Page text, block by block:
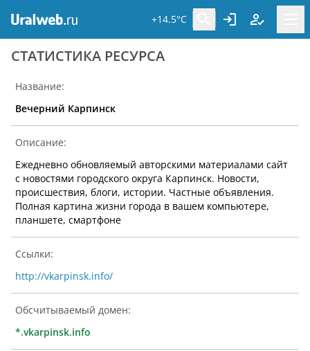
+14.5°C
CТАТИСТИКА РЕСУРСА
Название:
Вечерний Карпинск
Описание:
Ежедневно обновляемый авторскими материалами сайт
с новостями городского округа Карпинск. Новости,
происшествия, блоги, истории. Частные объявления.
Полная картина жизни города в вашем компьютере,
планшете, смартфоне
Ссылки:
http://vkarpinsk.info/
Обсчитываемый домен:
*.vkarpinsk.info